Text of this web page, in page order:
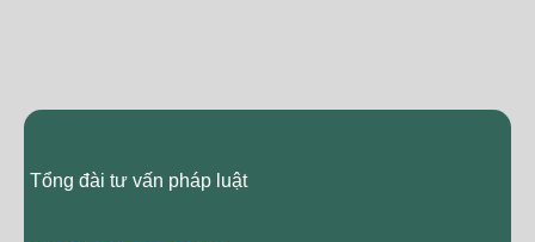
Tổng đài tư vấn pháp luật